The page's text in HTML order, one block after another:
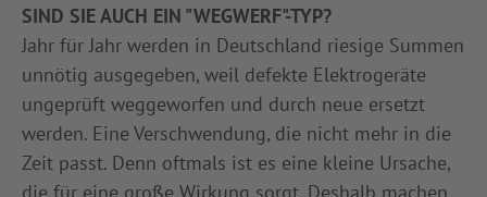
SIND SIE AUCH EIN "WEGWERF"-TYP?
Jahr für Jahr werden in Deutschland riesige Summen
unnötig ausgegeben, weil defekte Elektrogeräte
ungeprüft weggeworfen und durch neue ersetzt
werden. Eine Verschwendung, die nicht mehr in die
Zeit passt. Denn oftmals ist es eine kleine Ursache,
die für eine große Wirkung sorgt. Deshalb machen